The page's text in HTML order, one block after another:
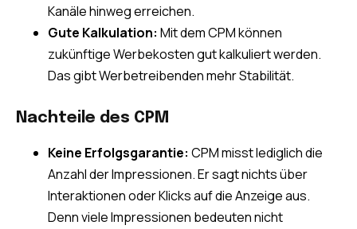
Kanäle hinweg erreichen.
Gute Kalkulation: Mit dem CPM können
zukünftige Werbekosten gut kalkuliert werden.
Das gibt Werbetreibenden mehr Stabilität.
Nachteile des CPM
Keine Erfolgsgarantie: CPM misst lediglich die
Anzahl der Impressionen. Er sagt nichts über
Interaktionen oder Klicks auf die Anzeige aus.
Denn viele Impressionen bedeuten nicht